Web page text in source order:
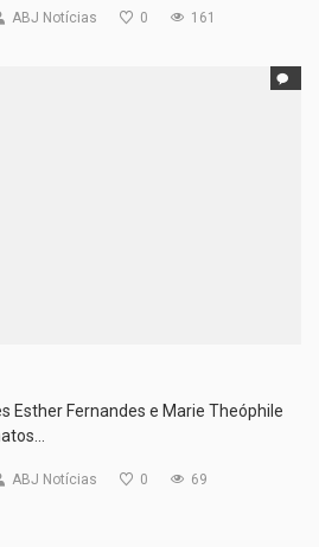
ABJ Notícias 0 161
Esther Fernandes e Marie Theóphile
ABJ Notícias 0 69